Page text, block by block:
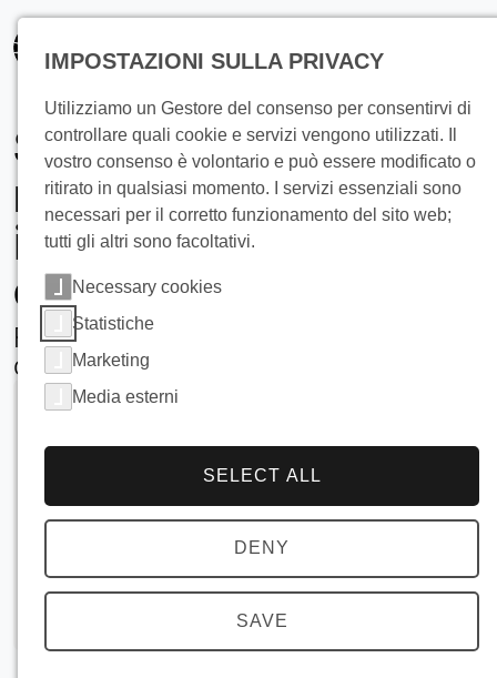
principale
Soluzioni di
raffreddamento per
impianti lattiero-
caseari
Refrigeratori Falling Film e stoccaggio
del ghiaccio di BUCO
IMPOSTAZIONI SULLA PRIVACY
Utilizziamo un Gestore del consenso per consentirvi di
controllare quali cookie e servizi vengono utilizzati. Il
vostro consenso è volontario e può essere modificato o
ritirato in qualsiasi momento. I servizi essenziali sono
necessari per il corretto funzionamento del sito web;
tutti gli altri sono facoltativi.
Necessary cookies
Statistiche
Marketing
Media esterni
SELECT ALL
DENY
SAVE